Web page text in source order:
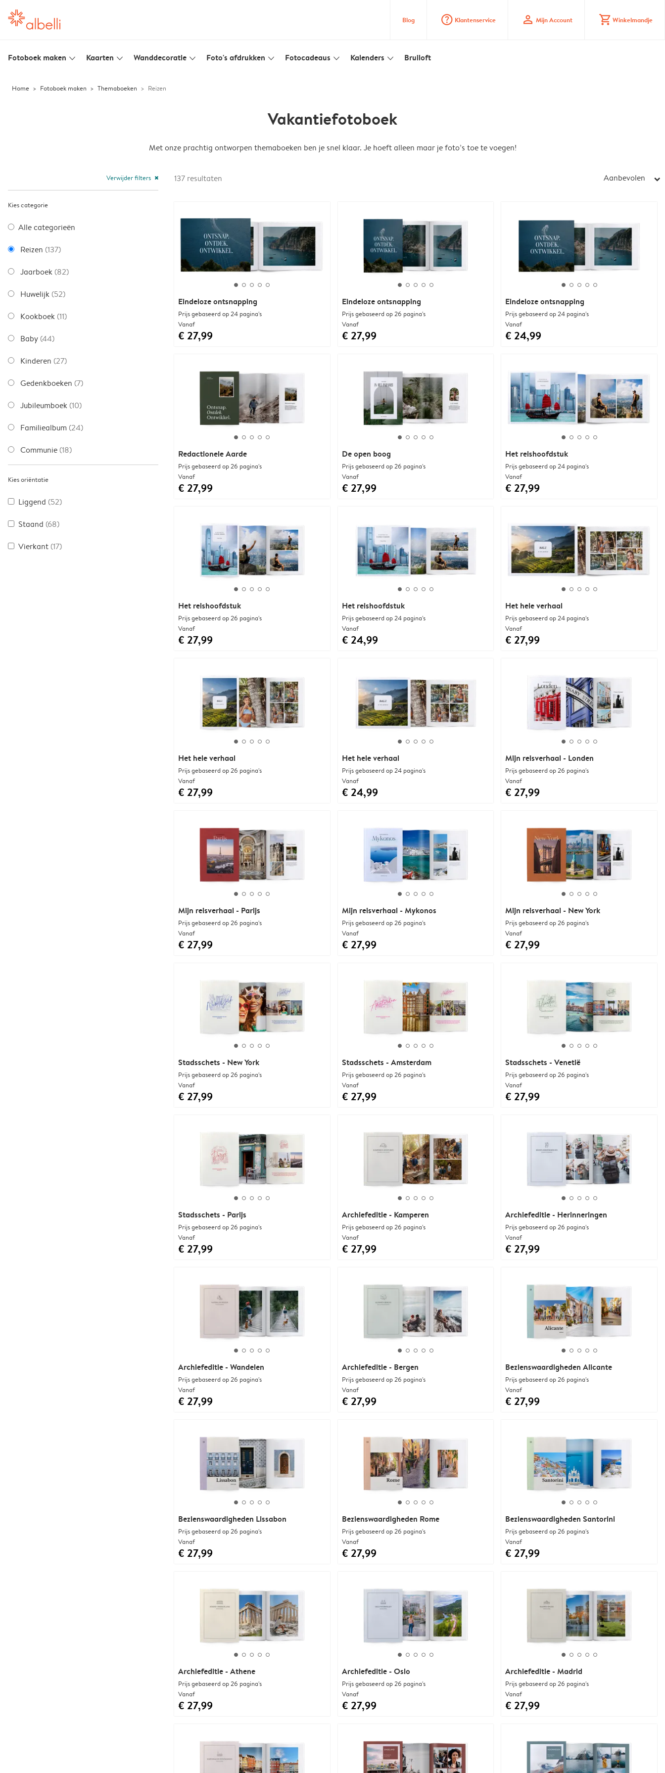
Blog question_mark_circle Klantenservice profile Mijn Account shopping_cart Winkelmandje
Fotoboek maken slim_arrow_down Kaarten slim_arrow_down Wanddecoratie slim_arrow_down Foto's afdrukken slim_arrow_down Fotocadeaus slim_arrow_down Kalenders slim_arrow_down Bruiloft
Home Fotoboek maken Themaboeken Reizen
Vakantiefotoboek
Met onze prachtig ontworpen themaboeken ben je snel klaar. Je hoeft alleen maar je foto’s toe te voegen!
Kies categorie
Verwijder filters close
Alle categorieën
Reizen (137)
Jaarboek (82)
Huwelijk (52)
Kookboek (11)
Baby (44)
Kinderen (27)
Gedenkboeken (7)
Jubileumboek (10)
Familiealbum (24)
Communie (18)
Kies oriëntatie
Liggend (52)
Staand (68)
Vierkant (17)
137 resultaten Aanbevolen arrow_right
Eindeloze ontsnapping
Prijs gebaseerd op 24 pagina's
Vanaf
€ 27,99
Eindeloze ontsnapping
Prijs gebaseerd op 26 pagina's
Vanaf
€ 27,99
Eindeloze ontsnapping
Prijs gebaseerd op 24 pagina's
Vanaf
€ 24,99
Redactionele Aarde
Prijs gebaseerd op 26 pagina's
Vanaf
€ 27,99
De open boog
Prijs gebaseerd op 26 pagina's
Vanaf
€ 27,99
Het reishoofdstuk
Prijs gebaseerd op 24 pagina's
Vanaf
€ 27,99
Het reishoofdstuk
Prijs gebaseerd op 26 pagina's
Vanaf
€ 27,99
Het reishoofdstuk
Prijs gebaseerd op 24 pagina's
Vanaf
€ 24,99
Het hele verhaal
Prijs gebaseerd op 24 pagina's
Vanaf
€ 27,99
Het hele verhaal
Prijs gebaseerd op 26 pagina's
Vanaf
€ 27,99
Het hele verhaal
Prijs gebaseerd op 24 pagina's
Vanaf
€ 24,99
Mijn reisverhaal - Londen
Prijs gebaseerd op 26 pagina's
Vanaf
€ 27,99
Mijn reisverhaal - Parijs
Prijs gebaseerd op 26 pagina's
Vanaf
€ 27,99
Mijn reisverhaal - Mykonos
Prijs gebaseerd op 26 pagina's
Vanaf
€ 27,99
Mijn reisverhaal - New York
Prijs gebaseerd op 26 pagina's
Vanaf
€ 27,99
Stadsschets - New York
Prijs gebaseerd op 26 pagina's
Vanaf
€ 27,99
Stadsschets - Amsterdam
Prijs gebaseerd op 26 pagina's
Vanaf
€ 27,99
Stadsschets - Venetië
Prijs gebaseerd op 26 pagina's
Vanaf
€ 27,99
Stadsschets - Parijs
Prijs gebaseerd op 26 pagina's
Vanaf
€ 27,99
Archiefeditie - Kamperen
Prijs gebaseerd op 26 pagina's
Vanaf
€ 27,99
Archiefeditie - Herinneringen
Prijs gebaseerd op 26 pagina's
Vanaf
€ 27,99
Archiefeditie - Wandelen
Prijs gebaseerd op 26 pagina's
Vanaf
€ 27,99
Archiefeditie - Bergen
Prijs gebaseerd op 26 pagina's
Vanaf
€ 27,99
Bezienswaardigheden Alicante
Prijs gebaseerd op 26 pagina's
Vanaf
€ 27,99
Bezienswaardigheden Lissabon
Prijs gebaseerd op 26 pagina's
Vanaf
€ 27,99
Bezienswaardigheden Rome
Prijs gebaseerd op 26 pagina's
Vanaf
€ 27,99
Bezienswaardigheden Santorini
Prijs gebaseerd op 26 pagina's
Vanaf
€ 27,99
Archiefeditie - Madrid
Prijs gebaseerd op 26 pagina's
Vanaf
€ 27,99
Archiefeditie - Oslo
Prijs gebaseerd op 26 pagina's
Vanaf
€ 27,99
Archiefeditie - Athene
Prijs gebaseerd op 26 pagina's
Vanaf
€ 27,99